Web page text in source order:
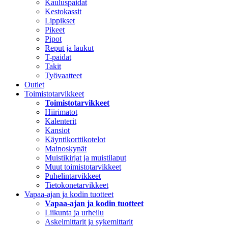
Kauluspaidat
Kestokassit
Lippikset
Pikeet
Pipot
Reput ja laukut
T-paidat
Takit
Työvaatteet
Outlet
Toimistotarvikkeet
Toimistotarvikkeet
Hiirimatot
Kalenterit
Kansiot
Käyntikorttikotelot
Mainoskynät
Muistikirjat ja muistilaput
Muut toimistotarvikkeet
Puhelintarvikkeet
Tietokonetarvikkeet
Vapaa-ajan ja kodin tuotteet
Vapaa-ajan ja kodin tuotteet
Liikunta ja urheilu
Askelmittarit ja sykemittarit